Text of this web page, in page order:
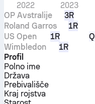
2022
2023
OP Avstralije
3R
Roland Garros
1R
US Open
1R Q
Wimbledon
1R
Profil
Polno ime
Država
Prebivališče
Kraj rojstva